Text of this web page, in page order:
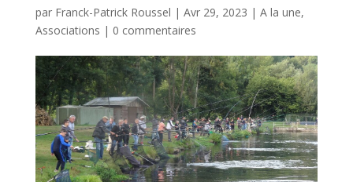
par Franck-Patrick Roussel | Avr 29, 2023 | A la une,
Associations | 0 commentaires